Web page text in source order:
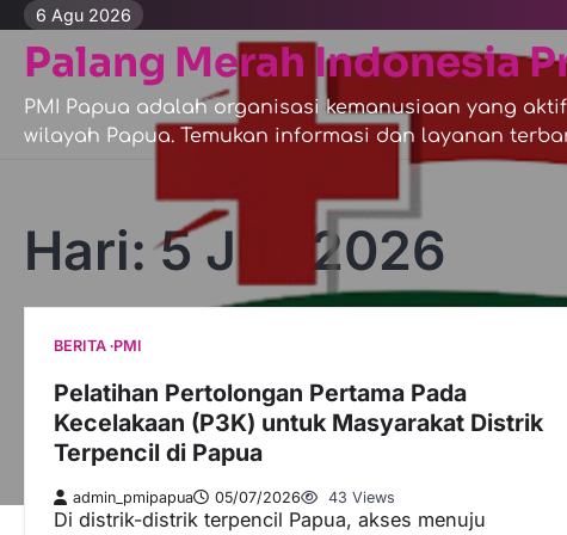
Skip
content
6 Agu 2026
Palang Merah Indonesia
PMI Papua adalah organisasi kemanusiaan yang
wilayah Papua. Temukan informasi dan layanan
Hari:5 Juli 2026
BERITA PMI
Pelatihan Pertolongan Pertama Pada
Kecelakaan (P3K) untuk Masyarakat Distrik
Terpencil di Papua
admin_pmipapua 05/07/2026 43 Views
Di distrik-distrik terpencil Papua, akses menuju